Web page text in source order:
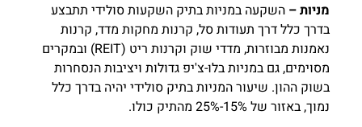
מניות – השקעה במניות בתיק השקעות סולידי תתבצע
בדרך כלל דרך תעודות סל, קרנות מחקות מדד, קרנות
נאמנות מבוזרות, מדדי שוק וקרנות ריט (REIT) ובמקרים
מסוימים, גם במניות בלו-צ'יפ גדולות ויציבות הנסחרות
בשוק ההון. שיעור המניות בתיק סולידי יהיה בדרך כלל
נמוך, באזור של 15%-25% מהתיק כולו.